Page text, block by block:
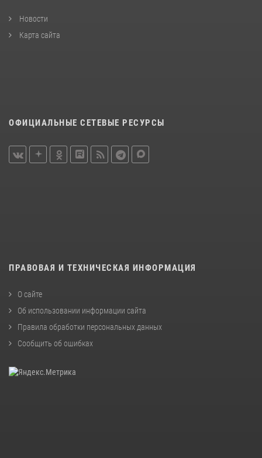
Новости
Карта сайта
ОФИЦИАЛЬНЫЕ СЕТЕВЫЕ РЕСУРСЫ
ПРАВОВАЯ И ТЕХНИЧЕСКАЯ ИНФОРМАЦИЯ
О сайте
Об использовании информации сайта
Правила обработки персональных данных
Сообщить об ошибках